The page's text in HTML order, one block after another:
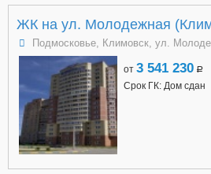
ЖК на ул. Молодежная
Подмосковье, Климовск, ул.
от 3 541 230 a
Срок ГК: Дом сдан